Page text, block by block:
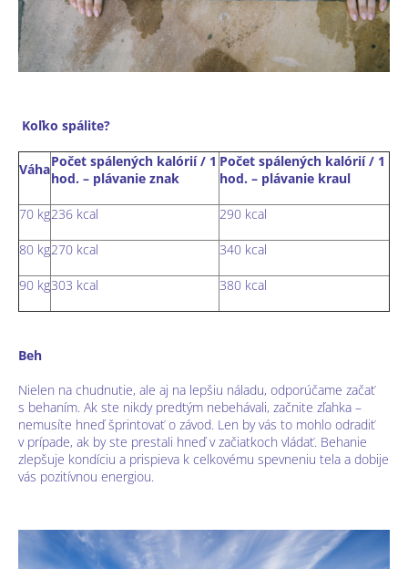
Koľko spálite?
VáhaPočet spálených kalórií / 1
hod. – plávanie znak
Počet spálených kalórií / 1
hod. – plávanie kraul
70 kg236 kcal 290 kcal
80 kg270 kcal 340 kcal
90 kg303 kcal 380 kcal
Beh
Nielen na chudnutie, ale aj na lepšiu náladu, odporúčame začať
s behaním. Ak ste nikdy predtým nebehávali, začnite zľahka –
nemusíte hneď šprintovať o závod. Len by vás to mohlo odradiť
v prípade, ak by ste prestali hneď v začiatkoch vládať. Behanie
zlepšuje kondíciu a prispieva k celkovému spevneniu tela a dobije
vás pozitívnou energiou.